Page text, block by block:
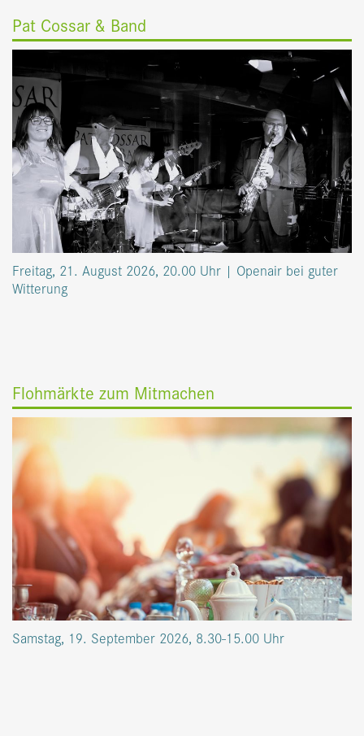
Pat Cossar & Band
Freitag, 21. August 2026, 20.00 Uhr | Openair bei guter
Witterung
Flohmärkte zum Mitmachen
Samstag, 19. September 2026, 8.30-15.00 Uhr